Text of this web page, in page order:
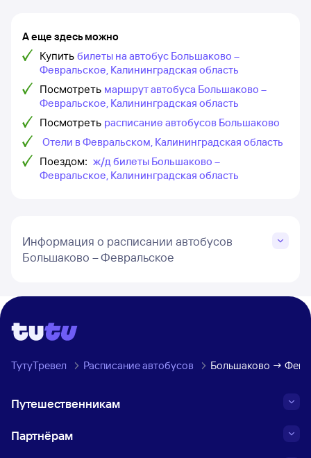
А еще здесь можно
Купить билеты на автобус Большаково –
Февральское, Калининградская область
Посмотреть маршрут автобуса Большаково –
Февральское, Калининградская область
Посмотреть расписание автобусов Большаково
Отели в Февральском, Калининградская область
Поездом: ж/д билеты Большаково –
Февральское, Калининградская область
Информация о расписании автобусов
Большаково – Февральское
ТутуТревел Расписание автобусов Большаково →
Путешественникам
Партнёрам